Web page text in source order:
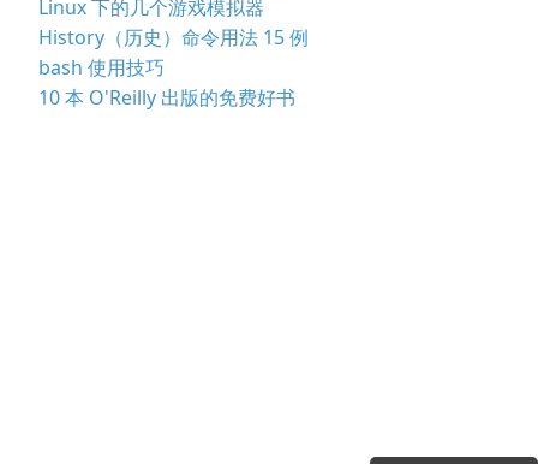
Linux 下的几个游戏模拟器
History（历史）命令用法 15 例
bash 使用技巧
10 本 O'Reilly 出版的免费好书